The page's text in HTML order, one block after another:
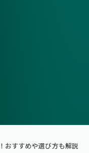
おすすめや選び方も解説